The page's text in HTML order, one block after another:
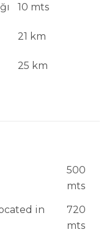
10 mts
21 km
25 km
500
mts
in
720
mts